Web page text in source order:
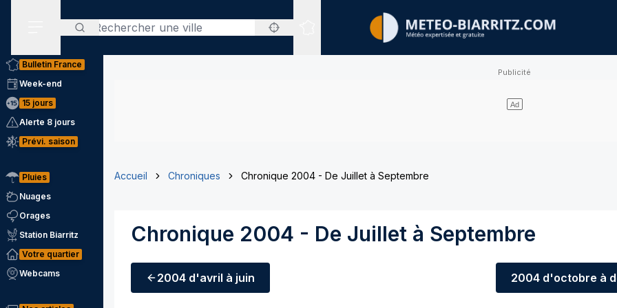
Rechercher
Sites expertisés
Bulletin France
Week-end
15 jours
Alerte 8 jours
Prévi. saison
Pluies
Nuages
Orages
Station Biarritz
Votre quartier
Webcams
Accueil Chroniques Chronique 2004 - De Juillet à Septembre
Chronique 2004 - De Juillet à Septembre
2004 d'avril à juin 2004 d'octobre à